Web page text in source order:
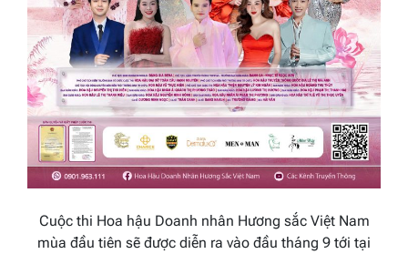
Cuộc thi Hoa hậu Doanh nhân Hương sắc Việt Nam
mùa đầu tiên sẽ được diễn ra vào đầu tháng 9 tới tại